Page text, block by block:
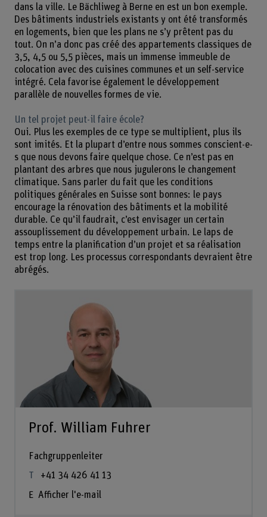
dans la ville. Le Bächliweg à Berne en est un bon exemple.
Des bâtiments industriels existants y ont été transformés
en logements, bien que les plans ne s’y prêtent pas du
tout. On n’a donc pas créé des appartements classiques de
3,5, 4,5 ou 5,5 pièces, mais un immense immeuble de
colocation avec des cuisines communes et un self-service
intégré. Cela favorise également le développement
parallèle de nouvelles formes de vie.
Un tel projet peut-il faire école?
Oui. Plus les exemples de ce type se multiplient, plus ils
sont imités. Et la plupart d’entre nous sommes conscient-e-
s que nous devons faire quelque chose. Ce n’est pas en
plantant des arbres que nous jugulerons le changement
climatique. Sans parler du fait que les conditions
politiques générales en Suisse sont bonnes: le pays
encourage la rénovation des bâtiments et la mobilité
durable. Ce qu’il faudrait, c’est envisager un certain
assouplissement du développement urbain. Le laps de
temps entre la planification d’un projet et sa réalisation
est trop long. Les processus correspondants devraient être
abrégés.
Prof. William Fuhrer
Fachgruppenleiter
+41 34 426 41 13
Afficher l'e-mail